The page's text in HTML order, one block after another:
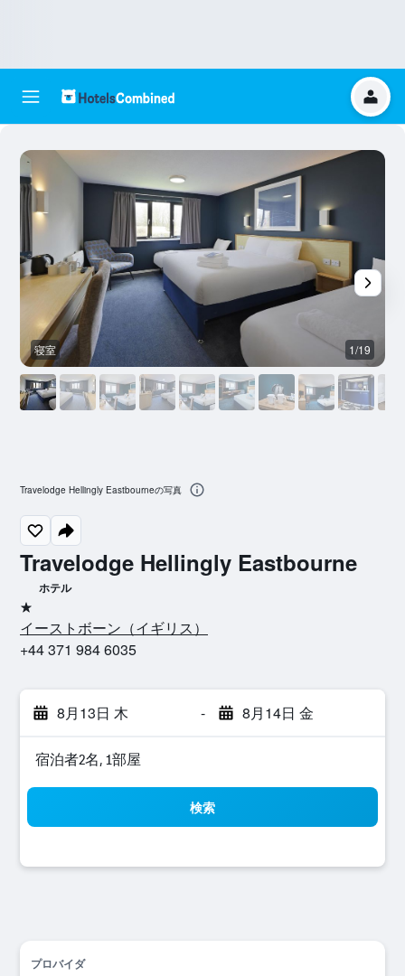
Travelodge Hellingly Eastbourne
ホテル
1つ星
イーストボーン​（イギリス​）​
+44 371 984 6035
8月13日 木 - 8月14日 金
宿泊者2名, 1​部屋
検索
プロバイダ
寝室 1/19
Travelodge Hellingly Eastbourneの写真